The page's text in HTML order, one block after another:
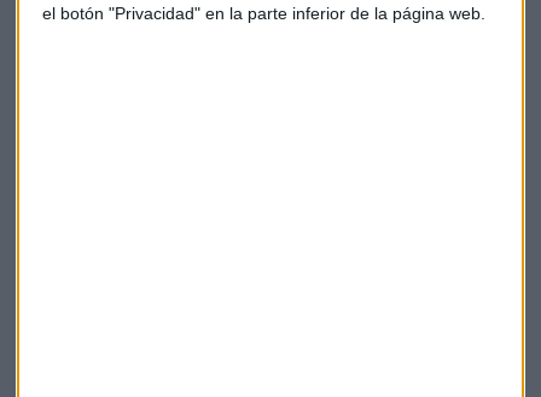
el botón "Privacidad" en la parte inferior de la página web.
Cómo la transparencia salarial